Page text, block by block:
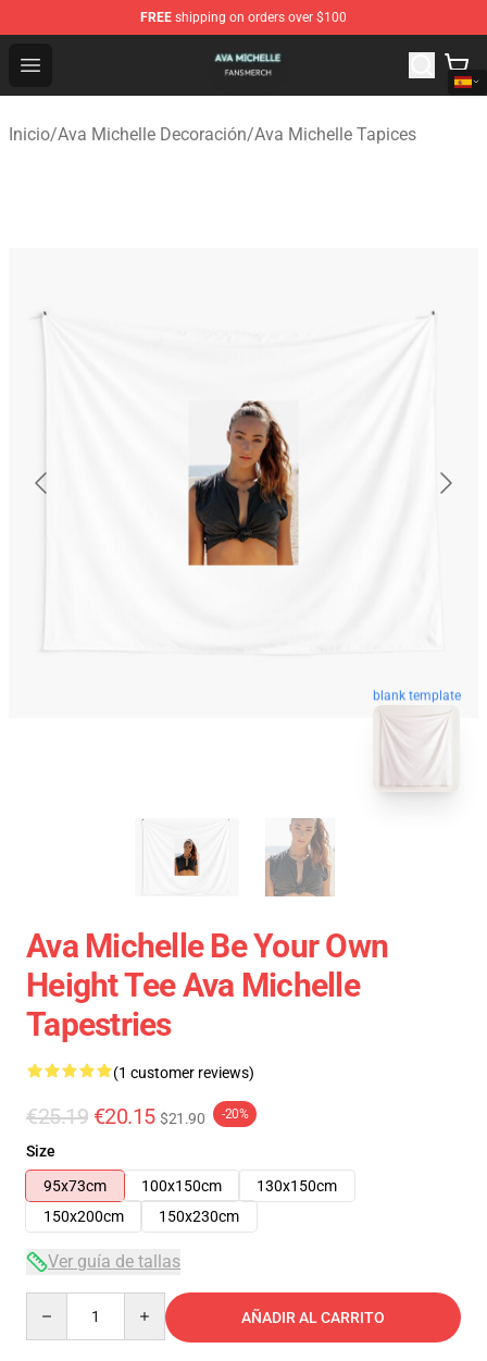
FREE shipping on orders over $100
Open menu
Ava Michelle Shop - Official Ava Michelle Merchandise
Inicio/Ava Michelle Decoración/Ava Michelle Tapices
blank template
Ava Michelle Be Your Own
Height Tee Ava Michelle
Tapestries
(1 customer reviews)
€25.19 €20.15 $21.90 -20%
Size
95x73cm
100x150cm
130x150cm
150x200cm
150x230cm
Ver guía de tallas
AÑADIR AL CARRITO